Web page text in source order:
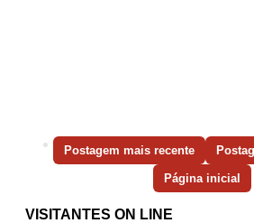
Postagem mais recente
Página inicial
VISITANTES ON LINE